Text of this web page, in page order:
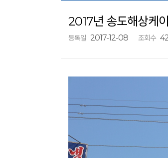
2017년 송도해상케
등록일 2017-12-08 조회수